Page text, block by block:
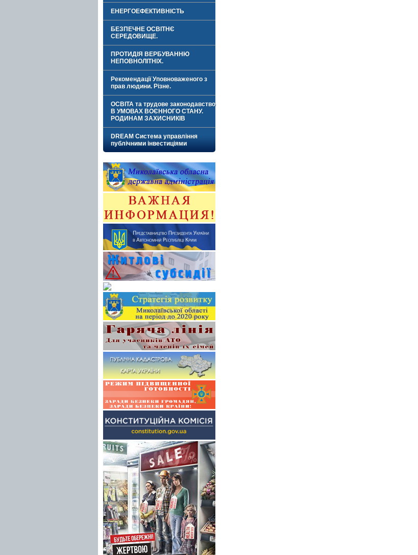
ЕНЕРГОЕФЕКТИВНІСТЬ
БЕЗПЕЧНЕ ОСВІТНЄ
СЕРЕДОВИЩЕ.
ПРОТИДІЯ ВЕРБУВАННЮ
НЕПОВНОЛІТНІХ.
Рекомендації Уповноваженого з
прав людини. Різне.
ОСВІТА та трудове законодавство
В УМОВАХ ВОЄННОГО СТАНУ.
РОДИНАМ ЗАХИСНИКІВ
DREAM Система управління
публічними інвестиціями